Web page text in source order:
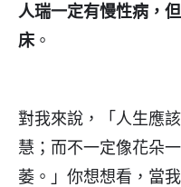
人瑞一定有慢性病，
床。
對我來說，「人生應
慧；而不一定像花朵
萎。」你想想看，當